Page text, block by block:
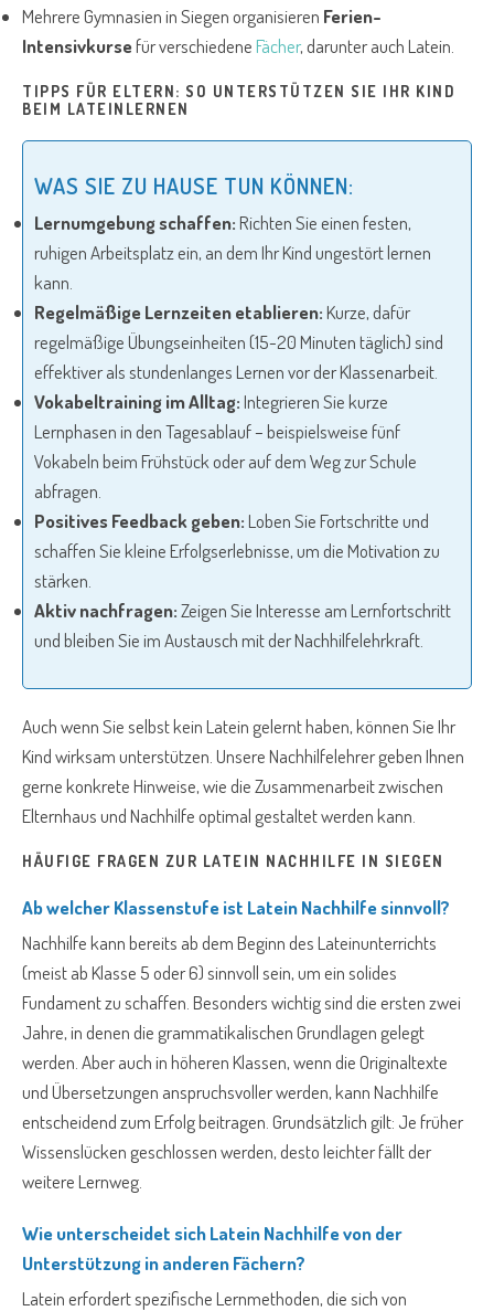
Mehrere Gymnasien in Siegen organisieren Ferien-
Intensivkursefür verschiedeneFächer, darunter auch Latein.
TIPPS FÜR ELTERN: SO UNTERSTÜTZEN SIE IHR KIND
BEIM LATEINLERNEN
WAS SIE ZU HAUSE TUN KÖNNEN:
Lernumgebung schaffen:Richten Sie einen festen,
ruhigen Arbeitsplatz ein, an dem Ihr Kind ungestört lernen
kann.
Regelmäßige Lernzeiten etablieren:Kurze, dafür
regelmäßige Übungseinheiten (15-20 Minuten täglich) sind
effektiver als stundenlanges Lernen vor der Klassenarbeit.
Vokabeltraining im Alltag:Integrieren Sie kurze
Lernphasen in den Tagesablauf – beispielsweise fünf
Vokabeln beim Frühstück oder auf dem Weg zur Schule
abfragen.
Positives Feedback geben:Loben Sie Fortschritte und
schaffen Sie kleine Erfolgserlebnisse, um die Motivation zu
stärken.
Aktiv nachfragen:Zeigen Sie Interesse am Lernfortschritt
und bleiben Sie im Austausch mit der Nachhilfelehrkraft.
Auch wenn Sie selbst kein Latein gelernt haben, können Sie Ihr
Kind wirksam unterstützen. Unsere Nachhilfelehrer geben Ihnen
gerne konkrete Hinweise, wie die Zusammenarbeit zwischen
Elternhaus und Nachhilfe optimal gestaltet werden kann.
HÄUFIGE FRAGEN ZUR LATEIN NACHHILFE IN SIEGEN
Ab welcher Klassenstufe ist Latein Nachhilfe sinnvoll?
Nachhilfe kann bereits ab dem Beginn des Lateinunterrichts
(meist ab Klasse 5 oder 6) sinnvoll sein, um ein solides
Fundament zu schaffen. Besonders wichtig sind die ersten zwei
Jahre, in denen die grammatikalischen Grundlagen gelegt
werden. Aber auch in höheren Klassen, wenn die Originaltexte
und Übersetzungen anspruchsvoller werden, kann Nachhilfe
entscheidend zum Erfolg beitragen. Grundsätzlich gilt: Je früher
Wissenslücken geschlossen werden, desto leichter fällt der
weitere Lernweg.
Wie unterscheidet sich Latein Nachhilfe von der
Unterstützung in anderen Fächern?
Latein erfordert spezifische Lernmethoden, die sich von